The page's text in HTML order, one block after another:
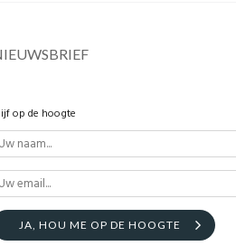
op de hoogte
JA, HOU ME OP DE HOOGTE